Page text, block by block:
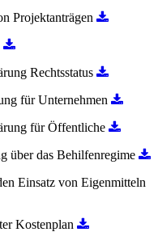
Projektanträgen
Rechtsstatus
für Unternehmen
für Öffentliche
über das Behilfenregime
Einsatz von Eigenmitteln
Kostenplan